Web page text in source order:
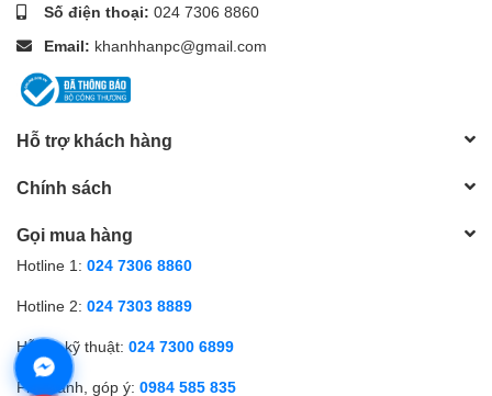
Số điện thoại: 024 7306 8860
Email: khanhhanpc@gmail.com
Hỗ trợ khách hàng
Chính sách
Gọi mua hàng
Hotline 1: 024 7306 8860
Hotline 2: 024 7303 8889
Hỗ trợ kỹ thuật: 024 7300 6899
Phản ánh, góp ý: 0984 585 835